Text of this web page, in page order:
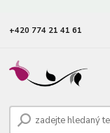
+420 774 21 41 61